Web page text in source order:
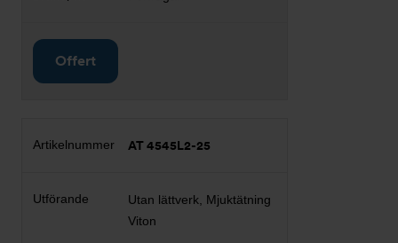
Offert
AT 4545L2-25
Utan lättverk, Mjuktätning
Viton